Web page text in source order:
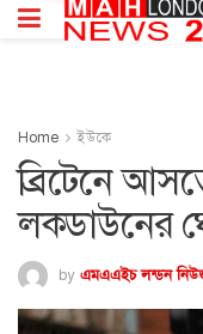
Home ইউকে
ব্রিটেনে
লকডাউনের
by এমএএইচ লন্ডন